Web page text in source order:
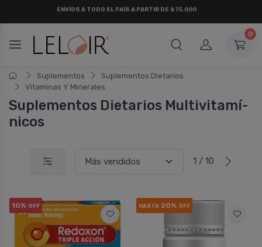
0
Suplementos
Suplementos Dietarios
Vitaminas Y Minerales
Suplementos Dietarios Multivitamí­
nicos
1 / 10
10% OFF HASTA 20% OFF